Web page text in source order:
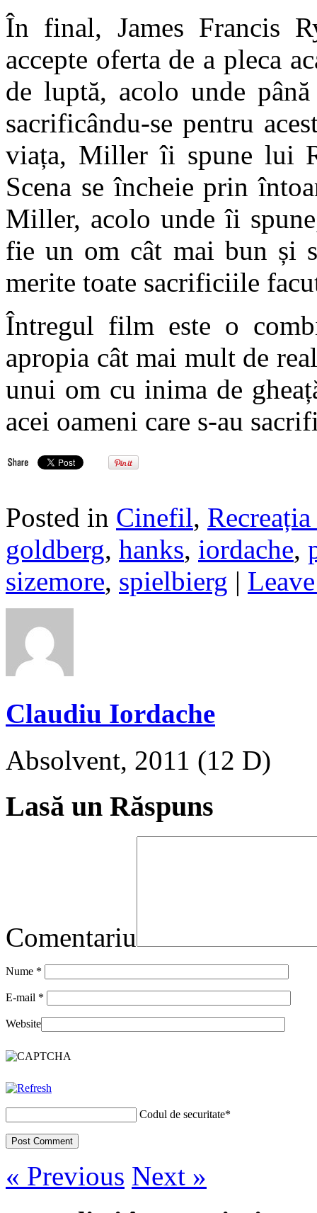
În final, James Francis
accepte oferta de a pleca
de luptă, acolo unde
sacrificându-se pentru
viața, Miller îi spune lui
Scena se încheie prin
Miller, acolo unde îi
fie un om cât mai bun și
merite toate sacrificiile
Întregul film este o
apropia cât mai mult de
unui om cu inima de
acei oameni care s-au
Posted in Cinefil,
goldberg, hanks, iordache,
sizemore, spielbierg |
Claudiu Iordache
Absolvent, 2011 (12 D)
Lasă un Răspuns
Comentariu
Nume *
E-mail *
Website
Codul de securitate*
« Previous Next »